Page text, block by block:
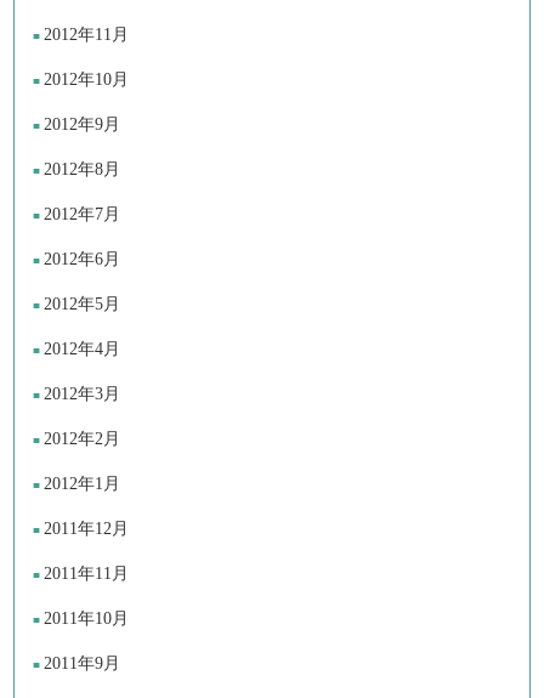
2012年11月
2012年10月
2012年9月
2012年8月
2012年7月
2012年6月
2012年5月
2012年4月
2012年3月
2012年2月
2012年1月
2011年12月
2011年11月
2011年10月
2011年9月